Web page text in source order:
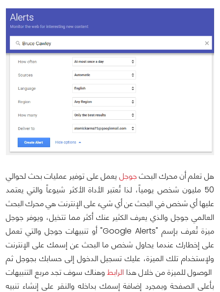
هل تعلم أن محرك البحث جوجل يعمل على توفير عمليات بحث لحوالي
50 مليون شخص يومياً، لذا تُعتبر الأداة الأكثر شيوعاً والتي يعتمد
عليها أي شخص في البحث عن أي شيء على الإنترنت هي محرك البحث
العالمي جوجل والذي يعرف الكثير عنك أكثر مما تتخيل، ويوفر جوجل
ميزة تُعرف بإسم "Google Alerts" أو تنبيهات جوجل والتي تعمل
على إخطارك عندما يحاول شخص ما البحث عن إسمك على الإنترنت
ولإستخدام تلك الميزة، عليك تسجيل الدخول إلى حسابك بجوجل ثم
الوصول للميزة من خلال هذاالرابط وهناك سوف تجد مربع التنبيهات
بأعلى الصفحة وبمجرد إضافة إسمك بداخله والنقر على إنشاء تنبيه